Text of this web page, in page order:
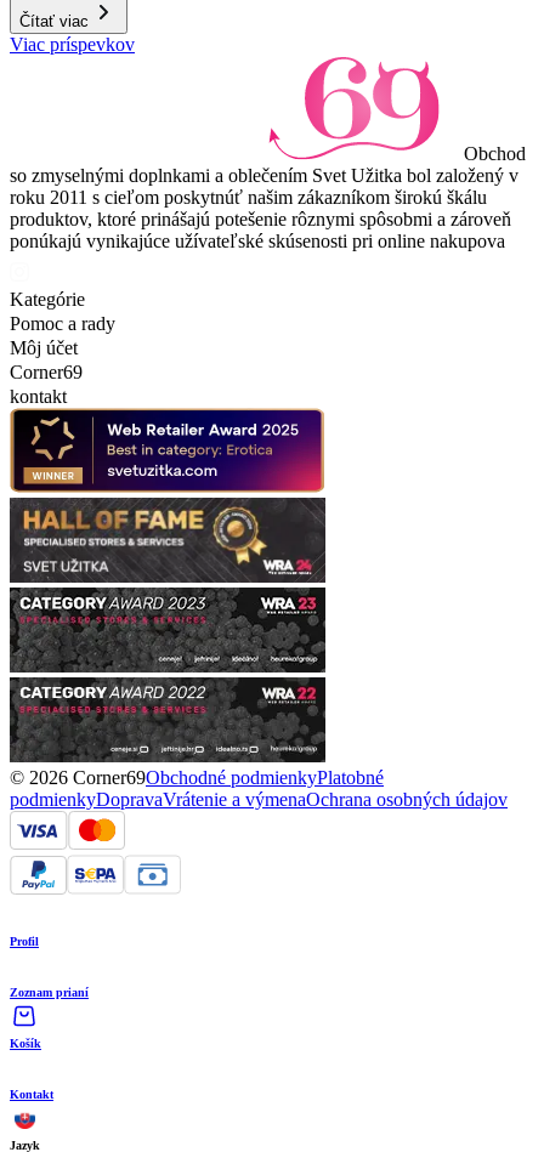
Čítať viac
Viac príspevkov
Obchod
so zmyselnými doplnkami a oblečením Svet Užitka bol založený v
roku 2011 s cieľom poskytnúť našim zákazníkom širokú škálu
produktov, ktoré prinášajú potešenie rôznymi spôsobmi a zároveň
ponúkajú vynikajúce užívateľské skúsenosti pri online nakupova
Kategórie
Pomoc a rady
Môj účet
Corner69
kontakt
© 2026 Corner69Obchodné podmienkyPlatobné
podmienkyDopravaVrátenie a výmenaOchrana osobných údajov
Profil
Zoznam prianí
Košík
Kontakt
Jazyk